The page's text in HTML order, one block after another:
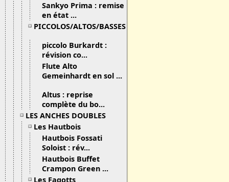
Sankyo Prima : remise
en état ...
PICCOLOS/ALTOS/BASSES
piccolo Burkardt :
révision co...
Flute Alto
Gemeinhardt en sol ...
Altus : reprise
complète du bo...
LES ANCHES DOUBLES
Les Hautbois
Hautbois Fossati
Soloist : rév...
Hautbois Buffet
Crampon Green ...
Les Fagotts